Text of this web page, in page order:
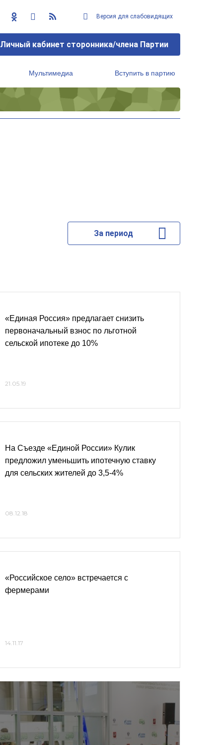
Версия для слабовидящих
Личный кабинет сторонника/члена Партии
Мультимедиа Вступить в партию
За период
«Единая Россия» предлагает снизить
первоначальный взнос по льготной
сельской ипотеке до 10%
21.05.19
На Съезде «Единой России» Кулик
предложил уменьшить ипотечную ставку
для сельских жителей до 3,5-4%
08.12.18
«Российское село» встречается с
фермерами
14.11.17